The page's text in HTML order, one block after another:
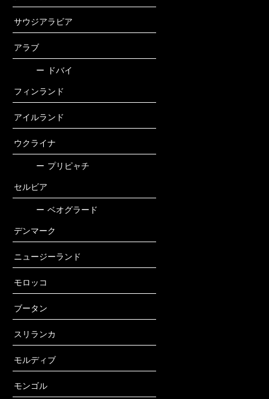
サウジアラビア
アラブ
ー ドバイ
フィンランド
アイルランド
ウクライナ
ー プリピャチ
セルビア
ー ベオグラード
デンマーク
ニュージーランド
モロッコ
ブータン
スリランカ
モルディブ
モンゴル